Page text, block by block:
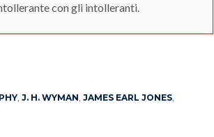
con gli intolleranti.
, J. H. WYMAN, JAMES EARL JONES,